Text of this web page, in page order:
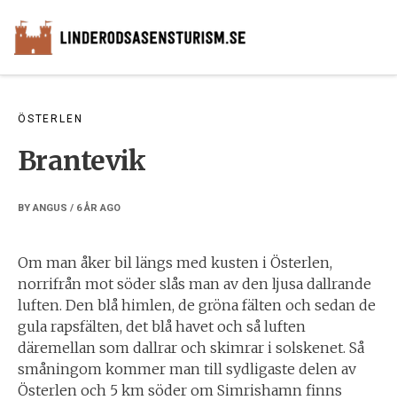
content
ÖSTERLEN
Brantevik
BYANGUS / 6 ÅR AGO
Om man åker bil längs med kusten i Österlen,
norrifrån mot söder slås man av den ljusa dallrande
luften. Den blå himlen, de gröna fälten och sedan de
gula rapsfälten, det blå havet och så luften
däremellan som dallrar och skimrar i solskenet. Så
småningom kommer man till sydligaste delen av
Österlen och 5 km söder om Simrishamn finns